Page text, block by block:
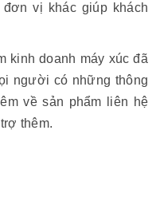
vị khác giúp khách
kinh doanh máy xúc đã
người có những thông
về sản phẩm liên hệ
thêm.